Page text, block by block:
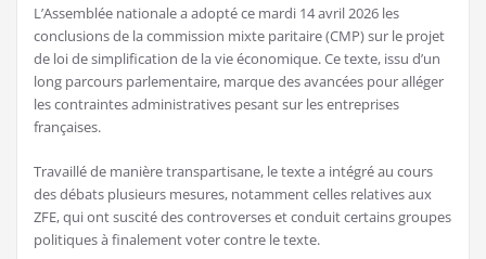
L’Assemblée nationale a adopté ce mardi 14 avril 2026 les
conclusions de la commission mixte paritaire (CMP) sur le projet
de loi de simplification de la vie économique. Ce texte, issu d’un
long parcours parlementaire, marque des avancées pour alléger
les contraintes administratives pesant sur les entreprises
françaises.
Travaillé de manière transpartisane, le texte a intégré au cours
des débats plusieurs mesures, notamment celles relatives aux
ZFE, qui ont suscité des controverses et conduit certains groupes
politiques à finalement voter contre le texte.